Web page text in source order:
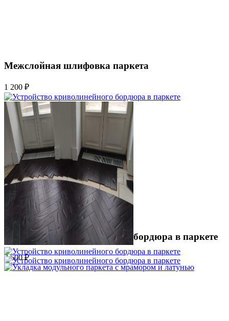
Межслойная шлифовка паркета
1 200 ₽
Устройство криволинейного бордюра в паркете
2 500 ₽